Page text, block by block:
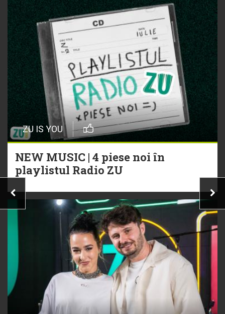
ZU IS YOU
NEW MUSIC | 4 piese noi în
playlistul Radio ZU